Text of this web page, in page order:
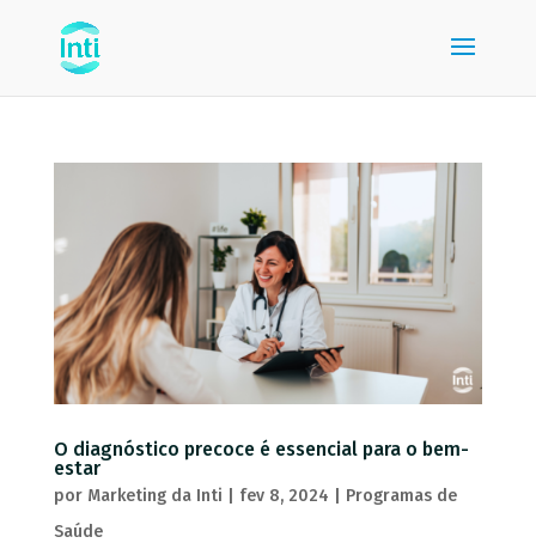
O diagnóstico precoce é essencial para o bem-
estar
por Marketing da Inti fev 8, 2024
Programas de
Saúde